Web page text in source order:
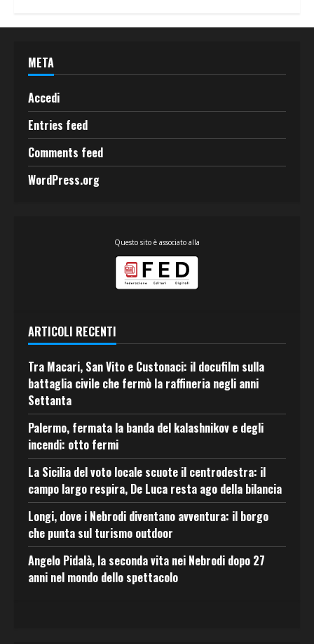
META
Accedi
Entries feed
Comments feed
WordPress.org
Questo sito è associato alla
ARTICOLI RECENTI
Tra Macari, San Vito e Custonaci: il docufilm sulla
battaglia civile che fermò la raffineria negli anni
Settanta
Palermo, fermata la banda del kalashnikov e degli
incendi: otto fermi
La Sicilia del voto locale scuote il centrodestra: il
campo largo respira, De Luca resta ago della bilancia
Longi, dove i Nebrodi diventano avventura: il borgo
che punta sul turismo outdoor
Angelo Pidalà, la seconda vita nei Nebrodi dopo 27
anni nel mondo dello spettacolo